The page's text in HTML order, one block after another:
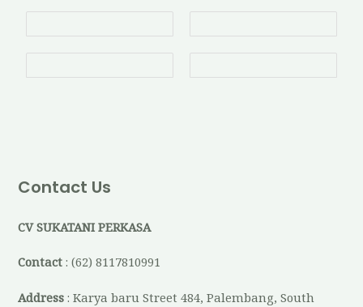
Contact Us
CV SUKATANI PERKASA
Contact : (62) 8117810991
Address : Karya baru Street 484, Palembang, South